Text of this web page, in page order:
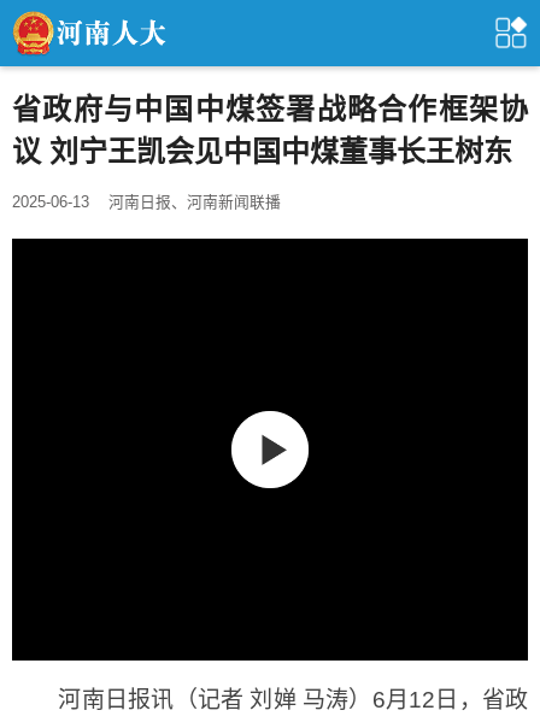
省政府与中国中煤签署战略合作框架协
议 刘宁王凯会见中国中煤董事长王树东
2025-06-13 河南日报、河南新闻联播
河南日报讯（记者 刘婵 马涛）6月12日，省政